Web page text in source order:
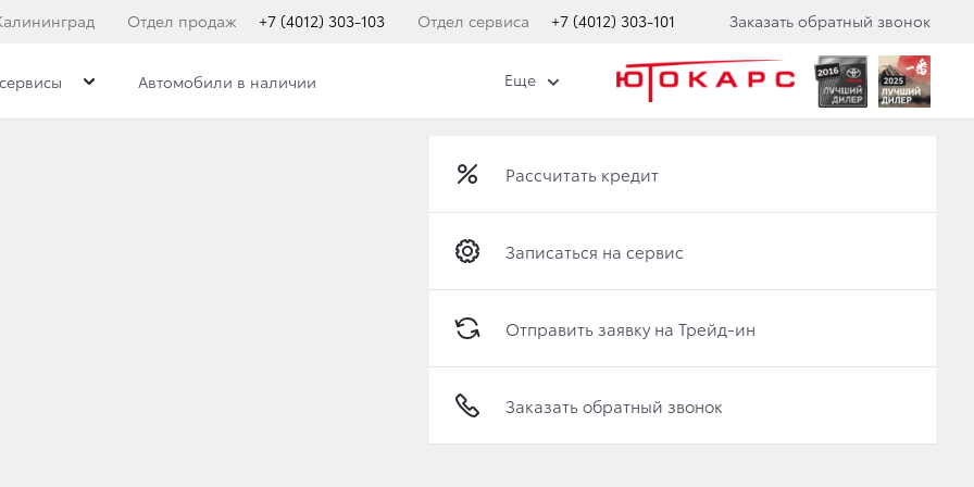
Отдел продаж +7 (4012) 303-103 Отдел сервиса +7 (4012) 303-101 Заказать обратный звонок
Получить консультацию по кредиту
Отправить заявку на Трейд-ин
Записаться на сервис
Заказать обратный звонок
Рассчитать кредит
Записаться на сервис
Отправить заявку на Трейд-ин
Заказать обратный звонок
Автомобили в наличии Еще
ЛУЧШИМИ В РОССИИ
ежегодная церемония награждения «Автодилер года».
«Организация продаж новых автомобилей», «Организация продаж автомобилей